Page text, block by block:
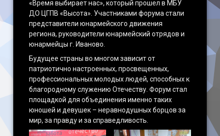
Наши достижения
«Время выбирает нас», который прошел в МБУ
ДО ЦГПВ «Высота». Участниками форума стали
представители юнармейского движения
региона, руководители юнармейский отрядов и
юнармейцы г. Иваново.
Будущее страны во многом зависит от
патриотично настроенных, просвещенных,
профессиональных молодых людей, способных к
благородному служению Отечеству. Форум стал
площадкой для объединения именно таких
юношей и девушек – неравнодушных борцов за
мир, за правду и за справедливость.